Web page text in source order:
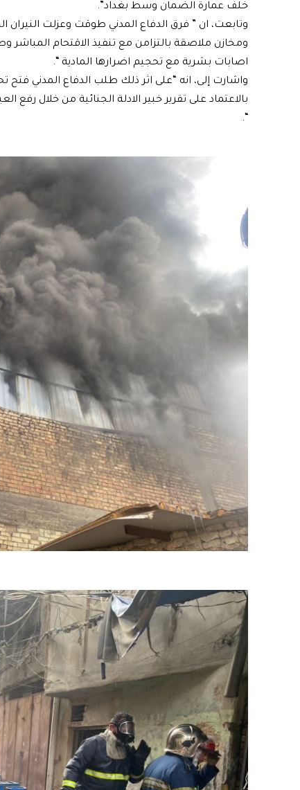
خلف عمارة الضمان وسط بغداد”.
وتابعت، ان ” فرق الدفاع المدني طوقت وعزلت النيران
ومخازن ملاصقة بالتزامن مع تنفيذ الاقتحام المباشر
اصابات بشرية مع تحجيم اضرارها المادية “.
واشارت إلى، انه “على اثر ذلك طلب الدفاع المدني
بالاعتماد على تقرير خبير الادلة الجنائية من خلال رفع
“.